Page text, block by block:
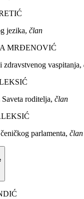
jezika, član
MRĐENOVIĆ
zdravstvenog vaspitanja,
roditelja, član
parlamenta, član